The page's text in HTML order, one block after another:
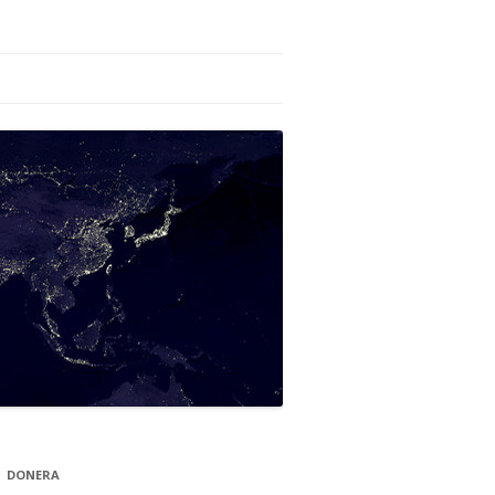
DONERA